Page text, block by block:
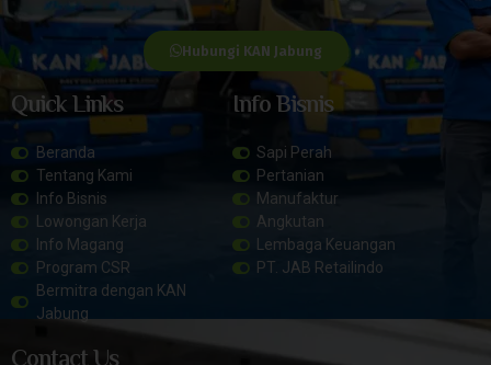
Hubungi KAN Jabung
Quick Links
Beranda
Tentang Kami
Info Bisnis
Lowongan Kerja
Info Magang
Program CSR
Bermitra dengan KAN
Jabung
Info Bisnis
Sapi Perah
Pertanian
Manufaktur
Angkutan
Lembaga Keuangan
PT. JAB Retailindo